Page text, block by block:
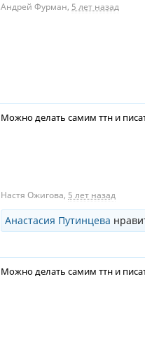
Андрей Фурман, 5 лет назад
Можно делать самим ттн и
Настя Ожигова, 5 лет назад
Анастасия Путинцева
Можно делать самим ттн и